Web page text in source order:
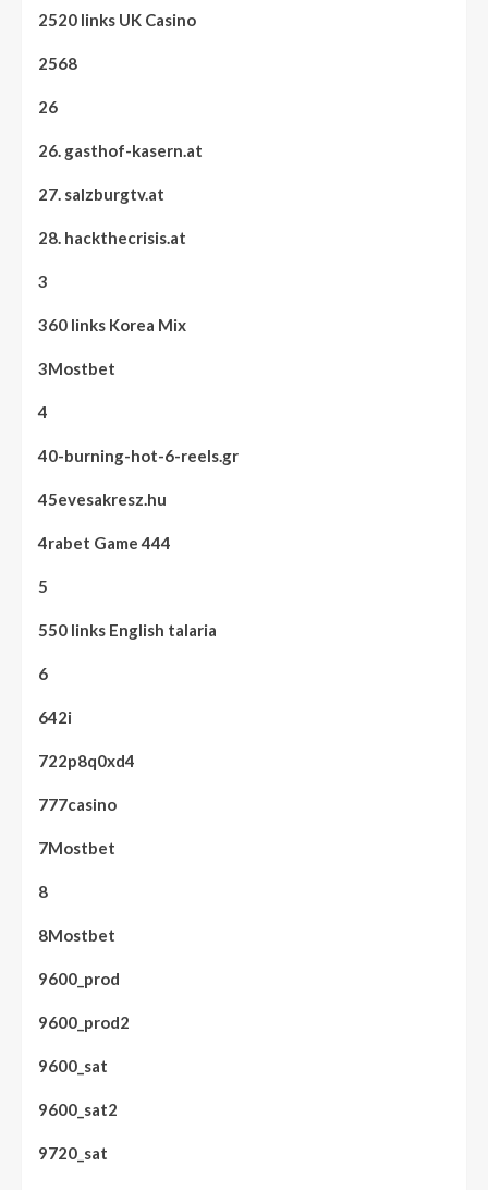
2520 links UK Casino
2568
26
26. gasthof-kasern.at
27. salzburgtv.at
28. hackthecrisis.at
3
360 links Korea Mix
3Mostbet
4
40-burning-hot-6-reels.gr
45evesakresz.hu
4rabet Game 444
5
550 links English talaria
6
642i
722p8q0xd4
777casino
7Mostbet
8
8Mostbet
9600_prod
9600_prod2
9600_sat
9600_sat2
9720_sat